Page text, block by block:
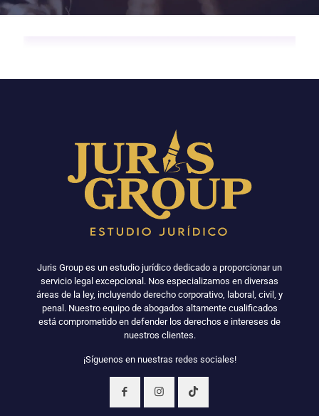
Juris Group es un estudio jurídico dedicado a proporcionar un
servicio legal excepcional. Nos especializamos en diversas
áreas de la ley, incluyendo derecho corporativo, laboral, civil, y
penal. Nuestro equipo de abogados altamente cualificados
está comprometido en defender los derechos e intereses de
nuestros clientes.
¡Síguenos en nuestras redes sociales!